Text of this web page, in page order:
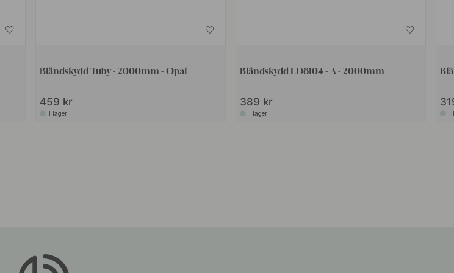
Bländskydd Tuby - 2000mm - Opal
459 kr
I lager
Bländskydd LD8104 - A - 2000mm
389 kr
I lager I